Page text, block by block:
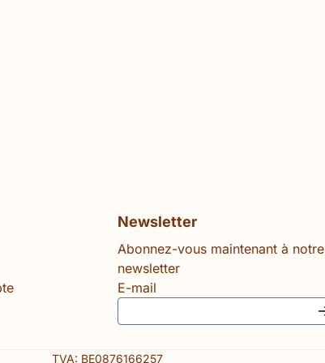
Newsletter
Abonnez-vous maintenant à notre
newsletter
E-mail
TVA: BE0876166257